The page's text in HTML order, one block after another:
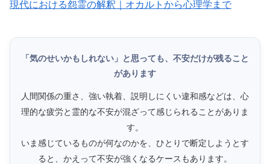
現代における怨霊の解釈｜オカルトから心理学まで
「気のせいかもしれない」と思っても、不安だけが残ること
があります
人間関係の重さ、強い執着、説明しにくい違和感などは、心
理的な疲労と霊的な不安が混ざって感じられることがありま
す。
いま感じているものが何なのかを、ひとりで断定しようとす
ると、かえって不安が強くなるケースもあります。